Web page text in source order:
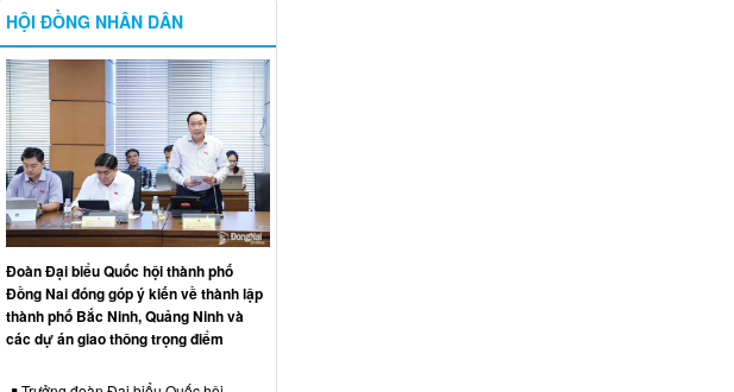
HỘI ĐỒNG NHÂN DÂN
Đoàn Đại biểu Quốc hội thành phố
Đồng Nai đóng góp ý kiến về thành lập
thành phố Bắc Ninh, Quảng Ninh và
các dự án giao thông trọng điểm